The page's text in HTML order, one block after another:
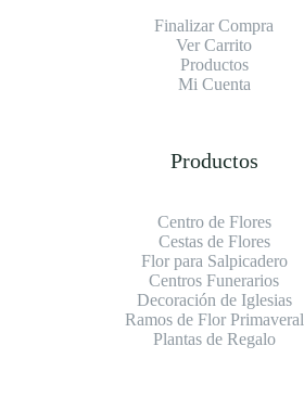
Finalizar Compra
Ver Carrito
Productos
Mi Cuenta
Productos
Centro de Flores
Cestas de Flores
Flor para Salpicadero
Centros Funerarios
Decoración de Iglesias
Ramos de Flor Primaveral
Plantas de Regalo